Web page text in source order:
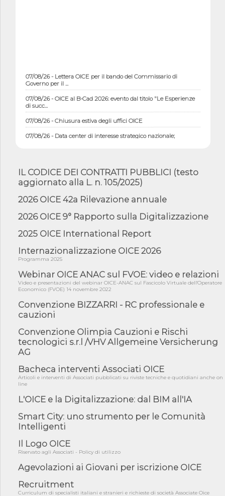
07/08/26 - Lettera OICE per il bando del Commissario di
Governo per il ...
07/08/26 - OICE al B-Cad 2026: evento dal titolo "Le Esperienze
di succ...
07/08/26 - Chiusura estiva degli uffici OICE
07/08/26 - Data center di interesse strategico nazionale;
interventi pe...
07/08/26 - Ponte sullo Stretto di Messina: deliberata la
sussistenza di...
07/08/26 - Tunnel Brennero, dal Cipess via libera al quinto lotto
06/08/26 - Istat, produzione industriale in calo dell'1% a giugno,
con ...
riqualificazione sism...
06/08/26 - CdM: approvato il d.lgs. di adeguamento all’AI Act in
06/08/26 - DDL delegazione europea in Cdm per recepimento
norme UE in m...
05/08/26 - DL Infrastrutture e PNRR è legge: approvata oggi la
fiducia...
05/08/26 - Focus OICE sul DDL di riforma della responsabilità
05/08/26 - Anac: pubblicata la Relazione illustrativa al Bando tipo
2 s...
05/08/26 - SAVE THE DATE: Assemblea Pubblica Confindustria
05/08/26 - Successo OICE per il bando della Città metropolitana
di Reg...
05/08/26 - Lettera OICE per il bando della Giunta Regionale della
Campa...
04/08/26 - DL PA: previste cancellazioni da elenchi professionisti
per ...
04/08/26 - International Sustainable Buildings Competition -
COP31, An...
IL CODICE DEI CONTRATTI PUBBLICI (testo
aggiornato alla L. n. 105/2025)
2026 OICE 42a Rilevazione annuale
2026 OICE 9° Rapporto sulla Digitalizzazione
2025 OICE International Report
Internazionalizzazione OICE 2026
Programma 2025
Webinar OICE ANAC sul FVOE: video e relazioni
Video e presentazioni del webinar OICE-ANAC sul Fascicolo Virtuale dell'Operatore
Economico (FVOE) 14 novembre 2022
Convenzione BIZZARRI - RC professionale e
cauzioni
Convenzione Olimpia Cauzioni e Rischi
tecnologici s.r.l /VHV Allgemeine Versicherung
AG
Bacheca interventi Associati OICE
Articoli e interventi di Associati pubblicati su riviste tecniche e quotidiani anche on
line
L'OICE e la Digitalizzazione: dal BIM all'IA
Smart City: uno strumento per le Comunità
Intelligenti
Il Logo OICE
Riservato agli Associati - Policy di utilizzo
Agevolazioni ai Giovani per iscrizione OICE
Recruitment
Curriculum di specialisti italiani e stranieri e richieste di società Associate Oice